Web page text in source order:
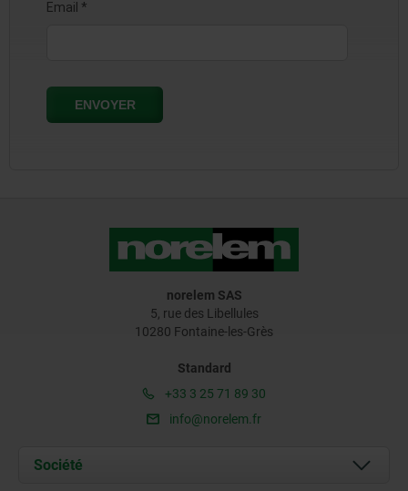
norelem SAS
5, rue des Libellules
10280 Fontaine-les-Grès
Standard
+33 3 25 71 89 30
info@norelem.fr
Société